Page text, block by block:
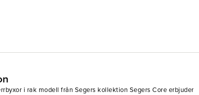
i rak modell från Segers kollektion Segers Core erbjuder